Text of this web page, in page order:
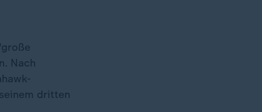
Nach
dritten